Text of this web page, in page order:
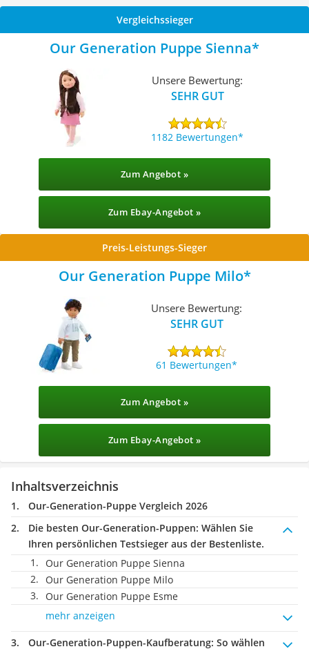
Vergleichssieger
Our Generation Puppe Sienna
Unsere Bewertung:
SEHR GUT
1182 Bewertungen
Zum Angebot »
Zum Ebay-Angebot »
Preis-Leistungs-Sieger
Our Generation Puppe Milo
Unsere Bewertung:
SEHR GUT
61 Bewertungen
Zum Angebot »
Zum Ebay-Angebot »
Inhaltsverzeichnis
Our-Generation-Puppe Vergleich 2026
Die besten Our-Generation-Puppen: Wählen Sie
Ihren persönlichen Testsieger aus der Bestenliste.
Our Generation Puppe Sienna
Our Generation Puppe Milo
Our Generation Puppe Esme
mehr anzeigen
Our-Generation-Puppen-Kaufberatung: So wählen